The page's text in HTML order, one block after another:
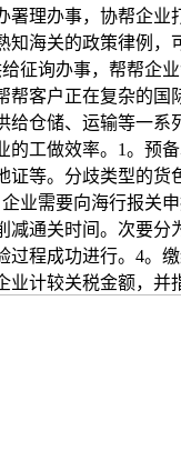
理办事，协帮企业
海关的政策律例，
征询办事，帮帮企
客户正在复杂的国
仓储、运输等一
工做效率。1。预
等。分歧类型的货
业需要向海行报关
通关时间。次要分
程成功进行。4。
计较关税金额，并